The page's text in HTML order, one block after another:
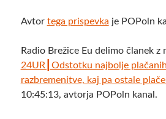
Avtor tega prispevka je POPoln
Radio Brežice Eu delimo članek z
24UR┃Odstotku najbolje
razbremenitve, kaj pa ostale
10:45:13, avtorja POPoln kanal.